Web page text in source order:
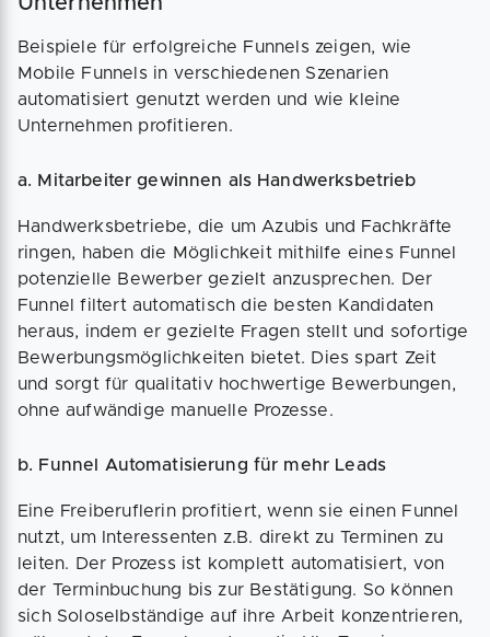
Beispiele für erfolgreiche Funnels zeigen, wie
Mobile Funnels in verschiedenen Szenarien
automatisiert genutzt werden und wie kleine
Unternehmen profitieren.
a. Mitarbeiter gewinnen als Handwerksbetrieb
Handwerksbetriebe, die um Azubis und Fachkräfte
ringen, haben die Möglichkeit mithilfe eines Funnel
potenzielle Bewerber gezielt anzusprechen. Der
Funnel filtert automatisch die besten Kandidaten
heraus, indem er gezielte Fragen stellt und sofortige
Bewerbungsmöglichkeiten bietet. Dies spart Zeit
und sorgt für qualitativ hochwertige Bewerbungen,
ohne aufwändige manuelle Prozesse.
b. Funnel Automatisierung für mehr Leads
Eine Freiberuflerin profitiert, wenn sie einen Funnel
nutzt, um Interessenten z.B. direkt zu Terminen zu
leiten. Der Prozess ist komplett automatisiert, von
der Terminbuchung bis zur Bestätigung. So können
sich Soloselbständige auf ihre Arbeit konzentrieren,